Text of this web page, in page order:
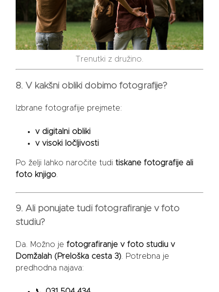
Trenutki z družino.
8. V kakšni obliki dobimo fotografije?
Izbrane fotografije prejmete:
v digitalni obliki
v visoki ločljivosti
Po želji lahko naročite tudi tiskane fotografije ali
foto knjigo
9. Ali ponujate tudi fotografiranje v foto
studiu?
Da. Možno je fotografiranje v foto studiu v
Domžalah (Preloška cesta 3) . Potrebna je
predhodna najava: